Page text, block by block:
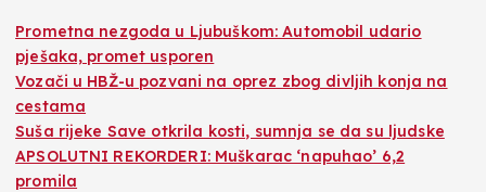
Prometna nezgoda u Ljubuškom: Automobil udario
pješaka, promet usporen
Vozači u HBŽ-u pozvani na oprez zbog divljih konja na
cestama
Suša rijeke Save otkrila kosti, sumnja se da su ljudske
APSOLUTNI REKORDERI: Muškarac ‘napuhao’ 6,2
promila